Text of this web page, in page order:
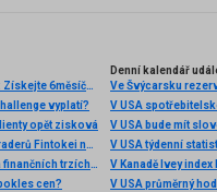
🚀 FXstreet.cz & eToro přinášejí exkluzivní akci: Získejte 6měsíční členství ve VIP zóně ZDARMA
vyplatí?
opět zisková
Léto v plném proudu, trhy také: Top 3 obchody traderů Fintokei na indexech a zlatě
Chamtivost a strach: Největší cenové pohyby na finančních trzích (červenec 2026)
cen?
Denní kalendář
Ve Švýcarsku
V USA
V USA bude mít
V USA týdenní
V Kanadě Ivey index
V USA průměrný